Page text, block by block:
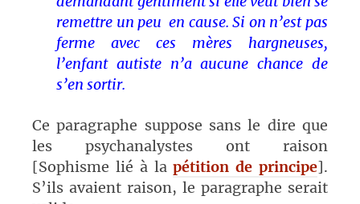
remettre un peu en cause. Si on n’est pas
ferme avec ces mères hargneuses,
l’enfant autiste n’a aucune chance de
s’en sortir.
Ce paragraphe suppose sans le dire que
les psychanalystes ont raison
[Sophisme lié à lapétition de principe].
S’ils avaient raison, le paragraphe serait